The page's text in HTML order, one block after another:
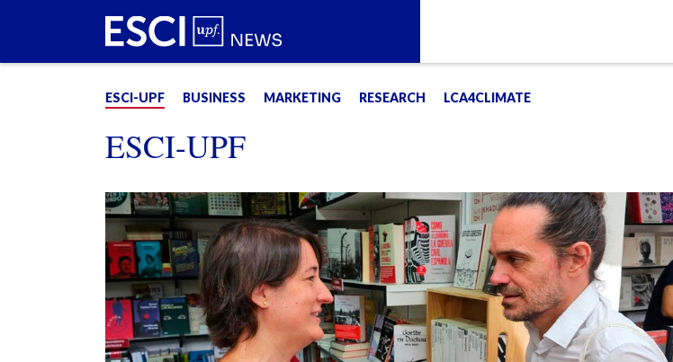
ESCI-UPF BUSINESS MARKETING RESEARCH LCA4CLIMATE
ESCI-UPF